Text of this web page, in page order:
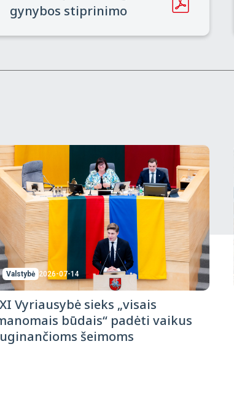
gynybos stiprinimo
Valstybė 2026-07-14
Vyriausybė sieks „visais
būdais“ padėti vaikus
šeimoms